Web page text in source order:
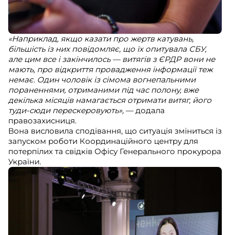
«Наприклад, якщо казати про жертв катувань,
більшість із них повідомляє, що їх опитувала СБУ,
але цим все і закінчилось — витягів з ЄРДР вони не
мають, про відкриття провадження інформації теж
немає. Один чоловік із сімома вогнепальними
пораненнями, отриманими під час полону, вже
декілька місяців намагається отримати витяг, його
туди-сюди перескеровують», — додала
правозахисниця.
Вона висловила сподівання, що ситуація зміниться із
запуском роботи Координаційного центру для
потерпілих та свідків Офісу Генерального прокурора
України.